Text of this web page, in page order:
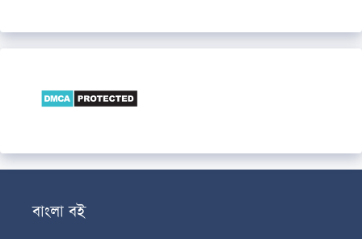
বাংলা বই